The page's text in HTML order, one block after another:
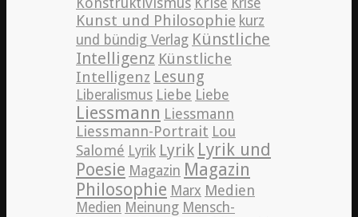
Kunst und Philosophie kurz
und bündig Verlag Künstliche
Intelligenz Künstliche
Intelligenz Lesung
Liberalismus Liebe Liebe
Liessmann Liessmann
Liessmann-Portrait Lou
Salomé Lyrik Lyrik Lyrik und
Poesie Magazin Magazin
Philosophie Marx Medien
Medien Meinung Mensch-